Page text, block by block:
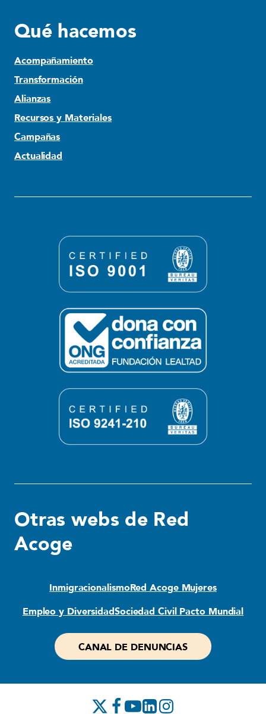
Qué hacemos
Acompañamiento
Transformación
Alianzas
Recursos y Materiales
Campañas
Actualidad
Otras webs de Red
Acoge
InmigracionalismoRed Acoge Mujeres
Empleo y DiversidadSociedad Civil Pacto Mundial
CANAL DE DENUNCIAS